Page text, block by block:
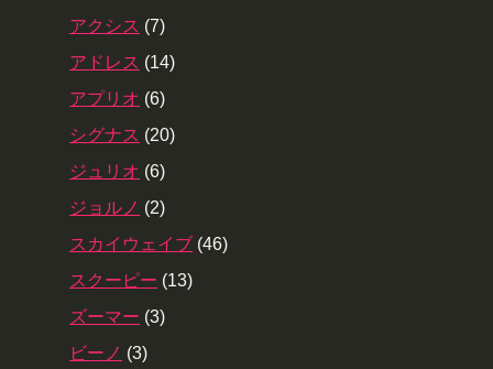
アクシス (7)
アドレス (14)
アプリオ (6)
シグナス (20)
ジュリオ (6)
ジョルノ (2)
スカイウェイブ (46)
スクーピー (13)
ズーマー (3)
ビーノ (3)